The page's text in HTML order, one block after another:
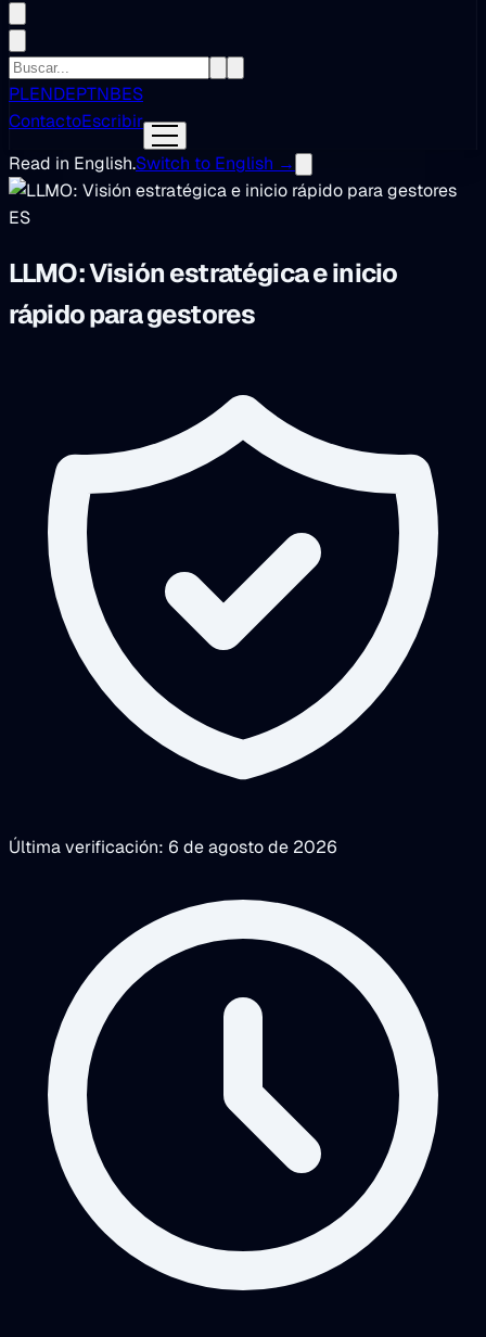
PLENDEPTNBES
ContactoEscribir
Read in English.Switch to English →
ES
LLMO: Visión estratégica e inicio
rápido para gestores
Última verificación: 6 de agosto de 2026